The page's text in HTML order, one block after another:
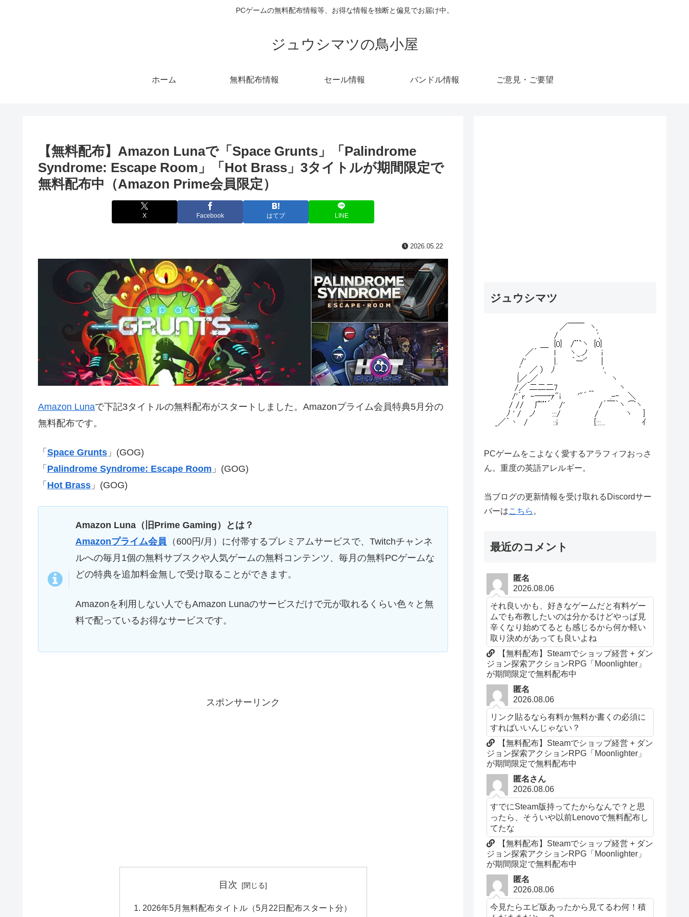
PCゲームの無料配布情報等、お得な情報を独断と偏見でお届け中。
ジュウシマツの鳥小屋
ホーム 無料配布情報 セール情報 バンドル情報 ご意見・ご要望
【無料配布】Amazon Lunaで「Space Grunts」「Palindrome
Syndrome: Escape Room」「Hot Brass」3タイトルが期間限定で
無料配布中（Amazon Prime会員限定）
X Facebook はてブ LINE
2026.05.22
Amazon Lunaで下記3タイトルの無料配布がスタートしました。Amazonプライム会員特典5月分の
無料配布です。
「 Space Grunts 」(GOG)
「 Palindrome Syndrome: Escape Room 」(GOG)
「 Hot Brass 」(GOG)
Amazon Luna（旧Prime Gaming）とは？
Amazonプライム会員 （600円/月）に付帯するプレミアムサービスで、Twitchチャンネ
ルへの毎月1個の無料サブスクや人気ゲームの無料コンテンツ、毎月の無料PCゲームな
どの特典を追加料金無しで受け取ることができます。
Amazonを利用しない人でもAmazon Lunaのサービスだけで元が取れるくらい色々と無
料で配っているお得なサービスです。
スポンサーリンク
目次
2026年5月無料配布タイトル（5月22日配布スタート分）
ジュウシマツ
PCゲームをこよなく愛するアラフィフおっさ
ん。重度の英語アレルギー。
当ブログの更新情報を受け取れるDiscordサー
バーはこちら 。
最近のコメント
匿名
2026.08.06
それ良いかも、好きなゲームだと有料ゲー
ムでも布教したいのは分かるけどやっぱ見
辛くなり始めてるとも感じるから何か軽い
取り決めがあっても良いよね
【無料配布】Steamでショップ経営 + ダン
ジョン探索アクションRPG「Moonlighter」
が期間限定で無料配布中
匿名
2026.08.06
リンク貼るなら有料か無料か書くの必須に
すればいいんじゃない？
【無料配布】Steamでショップ経営 + ダン
ジョン探索アクションRPG「Moonlighter」
が期間限定で無料配布中
匿名さん
2026.08.06
すでにSteam版持ってたからなんで？と思
ったら、そういや以前Lenovoで無料配布し
てたな
【無料配布】Steamでショップ経営 + ダン
ジョン探索アクションRPG「Moonlighter」
が期間限定で無料配布中
匿名
2026.08.06
今見たらエピ版あったから見てるわ何！積